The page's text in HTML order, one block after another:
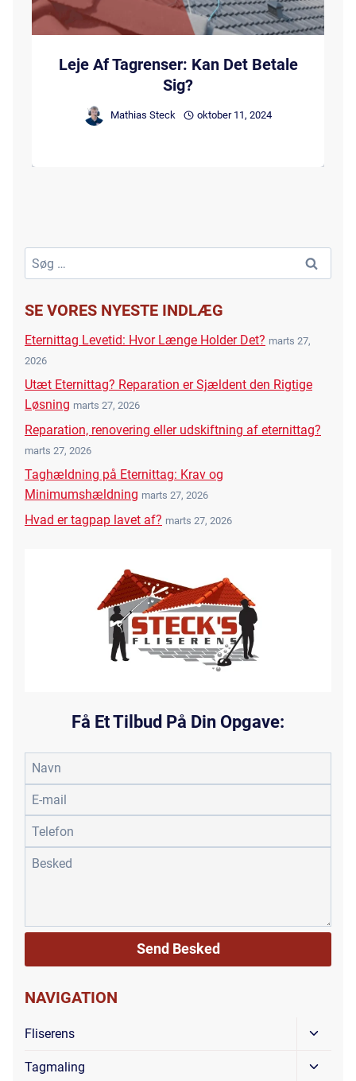
Leje Af Tagrenser: Kan Det Betale
Sig?
Mathias Steck oktober 11, 2024
Søg
efter:
SE VORES NYESTE INDLÆG
Eternittag Levetid: Hvor Længe Holder Det? marts 27,
2026
Utæt Eternittag? Reparation er Sjældent den Rigtige
Løsning marts 27, 2026
Reparation, renovering eller udskiftning af eternittag?
marts 27, 2026
Taghældning på Eternittag: Krav og
Minimumshældning marts 27, 2026
Hvad er tagpap lavet af? marts 27, 2026
Få Et Tilbud På Din Opgave:
NAVIGATION
Fliserens
Skift
Tagmaling
Skift